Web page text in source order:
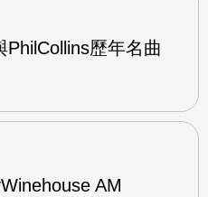
PhilCollins歷年名曲
AM